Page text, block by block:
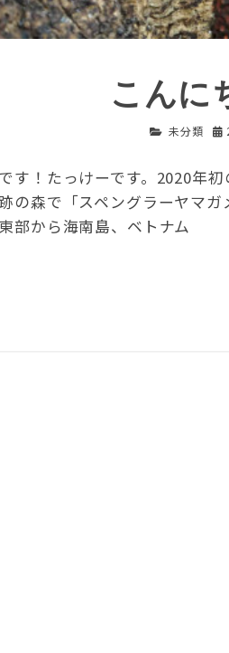
こんに
未分類
す！たっけーです。2020年
の森で「スペングラーヤマ
部から海南島、ベトナム